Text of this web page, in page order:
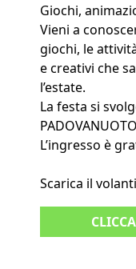
Giochi,
Vieni a
giochi, le
e creativi che
l’estate.
La festa si
L’ingresso è
Scarica il